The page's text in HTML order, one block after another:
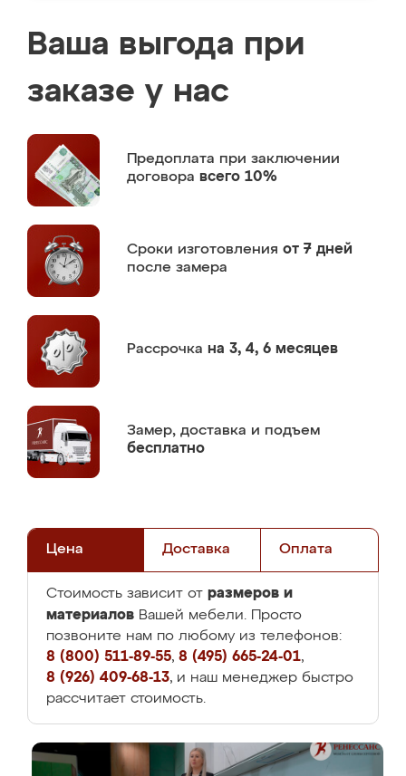
Ваша выгода при
заказе у нас
Предоплата при заключении
договора всего 10%
Сроки изготовления от 7 дней
после замера
Рассрочка на 3, 4, 6 месяцев
Замер, доставка и подъем
бесплатно
Цена Доставка Оплата
Стоимость зависит от размеров и
материалов Вашей мебели. Просто
позвоните нам по любому из телефонов:
8 (800) 511-89-55, 8 (495) 665-24-01,
8 (926) 409-68-13, и наш менеджер быстро
рассчитает стоимость.